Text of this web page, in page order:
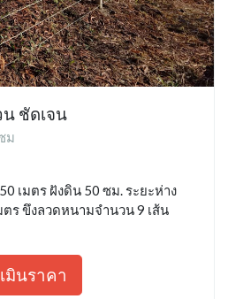
ชัดเจน
ม
เมตร ฝังดิน 50 ซม. ระยะห่าง
ตร ขึงลวดหนามจำนวน 9 เส้น
มินราคา